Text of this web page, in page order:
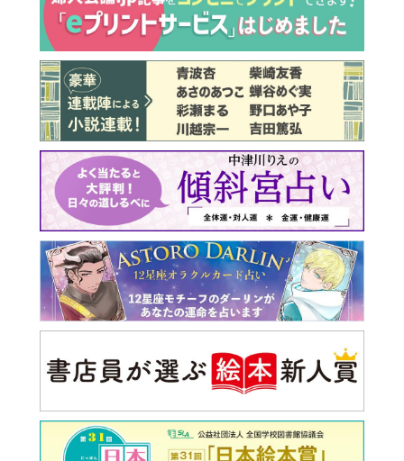
最新号 好評発売中！
実家の処分から終の棲家ま
でどうする？60代からの家
モンダイ
次号予告
バックナンバー